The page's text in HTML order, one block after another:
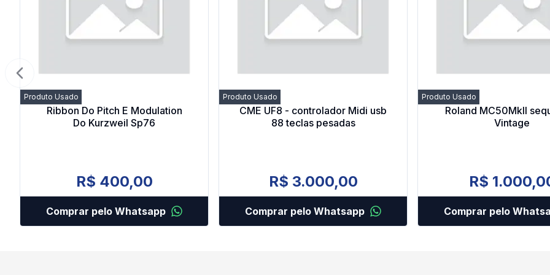
Produto Usado
Ribbon Do Pitch E Modulation
Do Kurzweil Sp76
R$ 400,00
Comprar pelo Whatsapp
Produto Usado
CME UF8 - controlador Midi usb
88 teclas pesadas
R$ 3.000,00
Comprar pelo Whatsapp
Produto Usado
Roland MC50MkII
Vintage
R$
Comprar pelo
Previous slide